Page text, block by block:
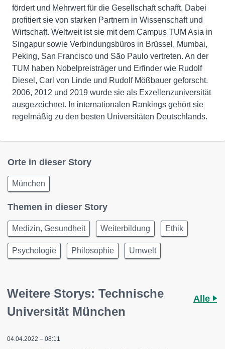
fördert und Mehrwert für die Gesellschaft schafft. Dabei
profitiert sie von starken Partnern in Wissenschaft und
Wirtschaft. Weltweit ist sie mit dem Campus TUM Asia in
Singapur sowie Verbindungsbüros in Brüssel, Mumbai,
Peking, San Francisco und São Paulo vertreten. An der
TUM haben Nobelpreisträger und Erfinder wie Rudolf
Diesel, Carl von Linde und Rudolf Mößbauer geforscht.
2006, 2012 und 2019 wurde sie als Exzellenzuniversität
ausgezeichnet. In internationalen Rankings gehört sie
regelmäßig zu den besten Universitäten Deutschlands.
Orte in dieser Story
München
Themen in dieser Story
Medizin, Gesundheit Weiterbildung Ethik
Psychologie Philosophie Umwelt
Weitere Storys: Technische
Universität München
Alle
04.04.2022 – 08:11